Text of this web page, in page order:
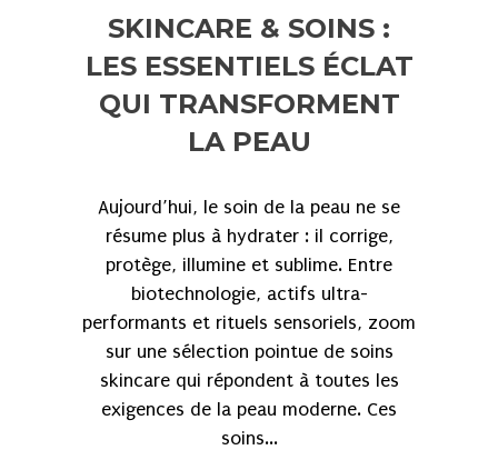
SKINCARE & SOINS :
LES ESSENTIELS ÉCLAT
QUI TRANSFORMENT
LA PEAU
Aujourd’hui, le soin de la peau ne se
résume plus à hydrater : il corrige,
protège, illumine et sublime. Entre
biotechnologie, actifs ultra-
performants et rituels sensoriels, zoom
sur une sélection pointue de soins
skincare qui répondent à toutes les
exigences de la peau moderne. Ces
soins...